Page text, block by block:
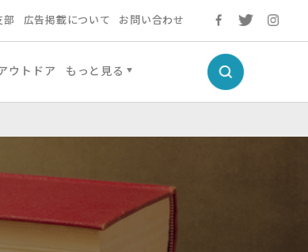
部 広告掲載について お問い合わせ
ウトドア もっと見る